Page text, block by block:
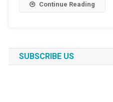
Continue Reading
SUBSCRIBE US